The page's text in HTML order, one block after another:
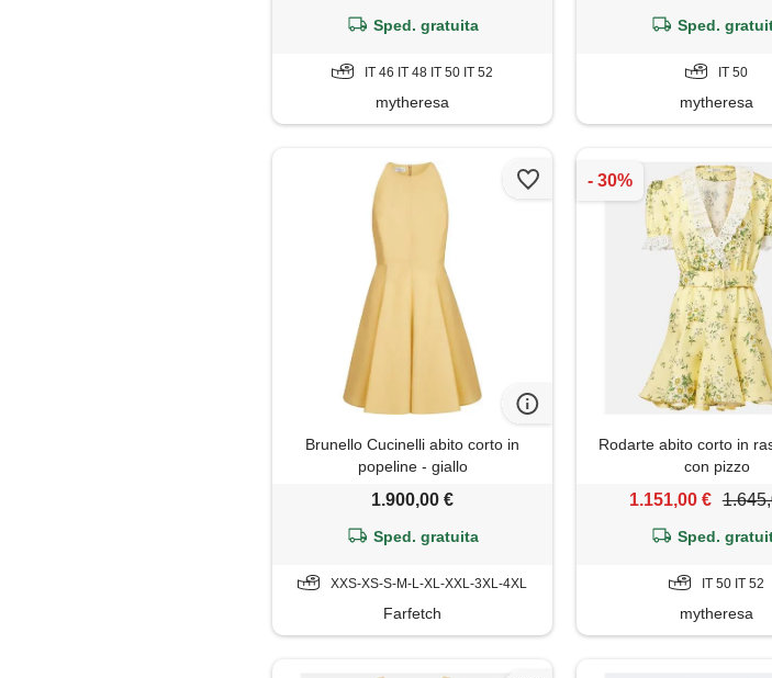
Sped. gratuita
IT 46 IT 48 IT 50 IT 52
mytheresa
Sped.
IT 50
mytheresa
Brunello Cucinelli abito corto in
popeline - giallo
1.900,00 €
Sped. gratuita
XXS-XS-S-M-L-XL-XXL-3XL-4XL
Farfetch
Rodarte abito corto in
con pizzo
1.151,00 €
Sped.
IT 50 IT 52
mytheresa